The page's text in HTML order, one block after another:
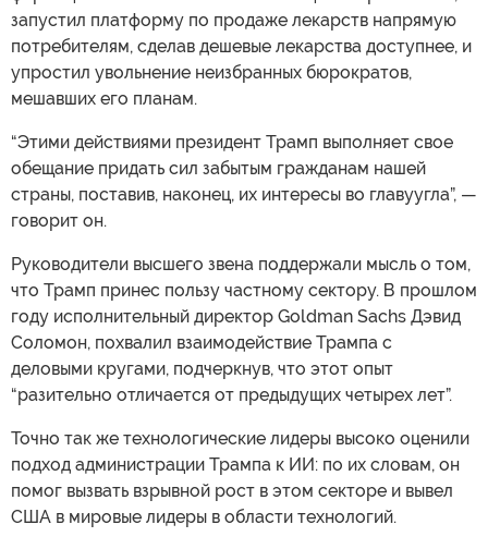
запустил платформу по продаже лекарств напрямую
потребителям, сделав дешевые лекарства доступнее, и
упростил увольнение неизбранных бюрократов,
мешавших его планам.
“Этими действиями президент Трамп выполняет свое
обещание придать сил забытым гражданам нашей
страны, поставив, наконец, их интересы во главуугла”, —
говорит он.
Руководители высшего звена поддержали мысль о том,
что Трамп принес пользу частному сектору. В прошлом
году исполнительный директор Goldman Sachs Дэвид
Соломон, похвалил взаимодействие Трампа с
деловыми кругами, подчеркнув, что этот опыт
“разительно отличается от предыдущих четырех лет”.
Точно так же технологические лидеры высоко оценили
подход администрации Трампа к ИИ: по их словам, он
помог вызвать взрывной рост в этом секторе и вывел
США в мировые лидеры в области технологий.